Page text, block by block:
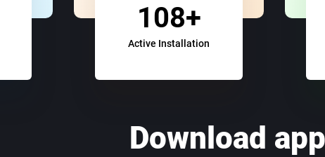
108+
Active Installation
Download